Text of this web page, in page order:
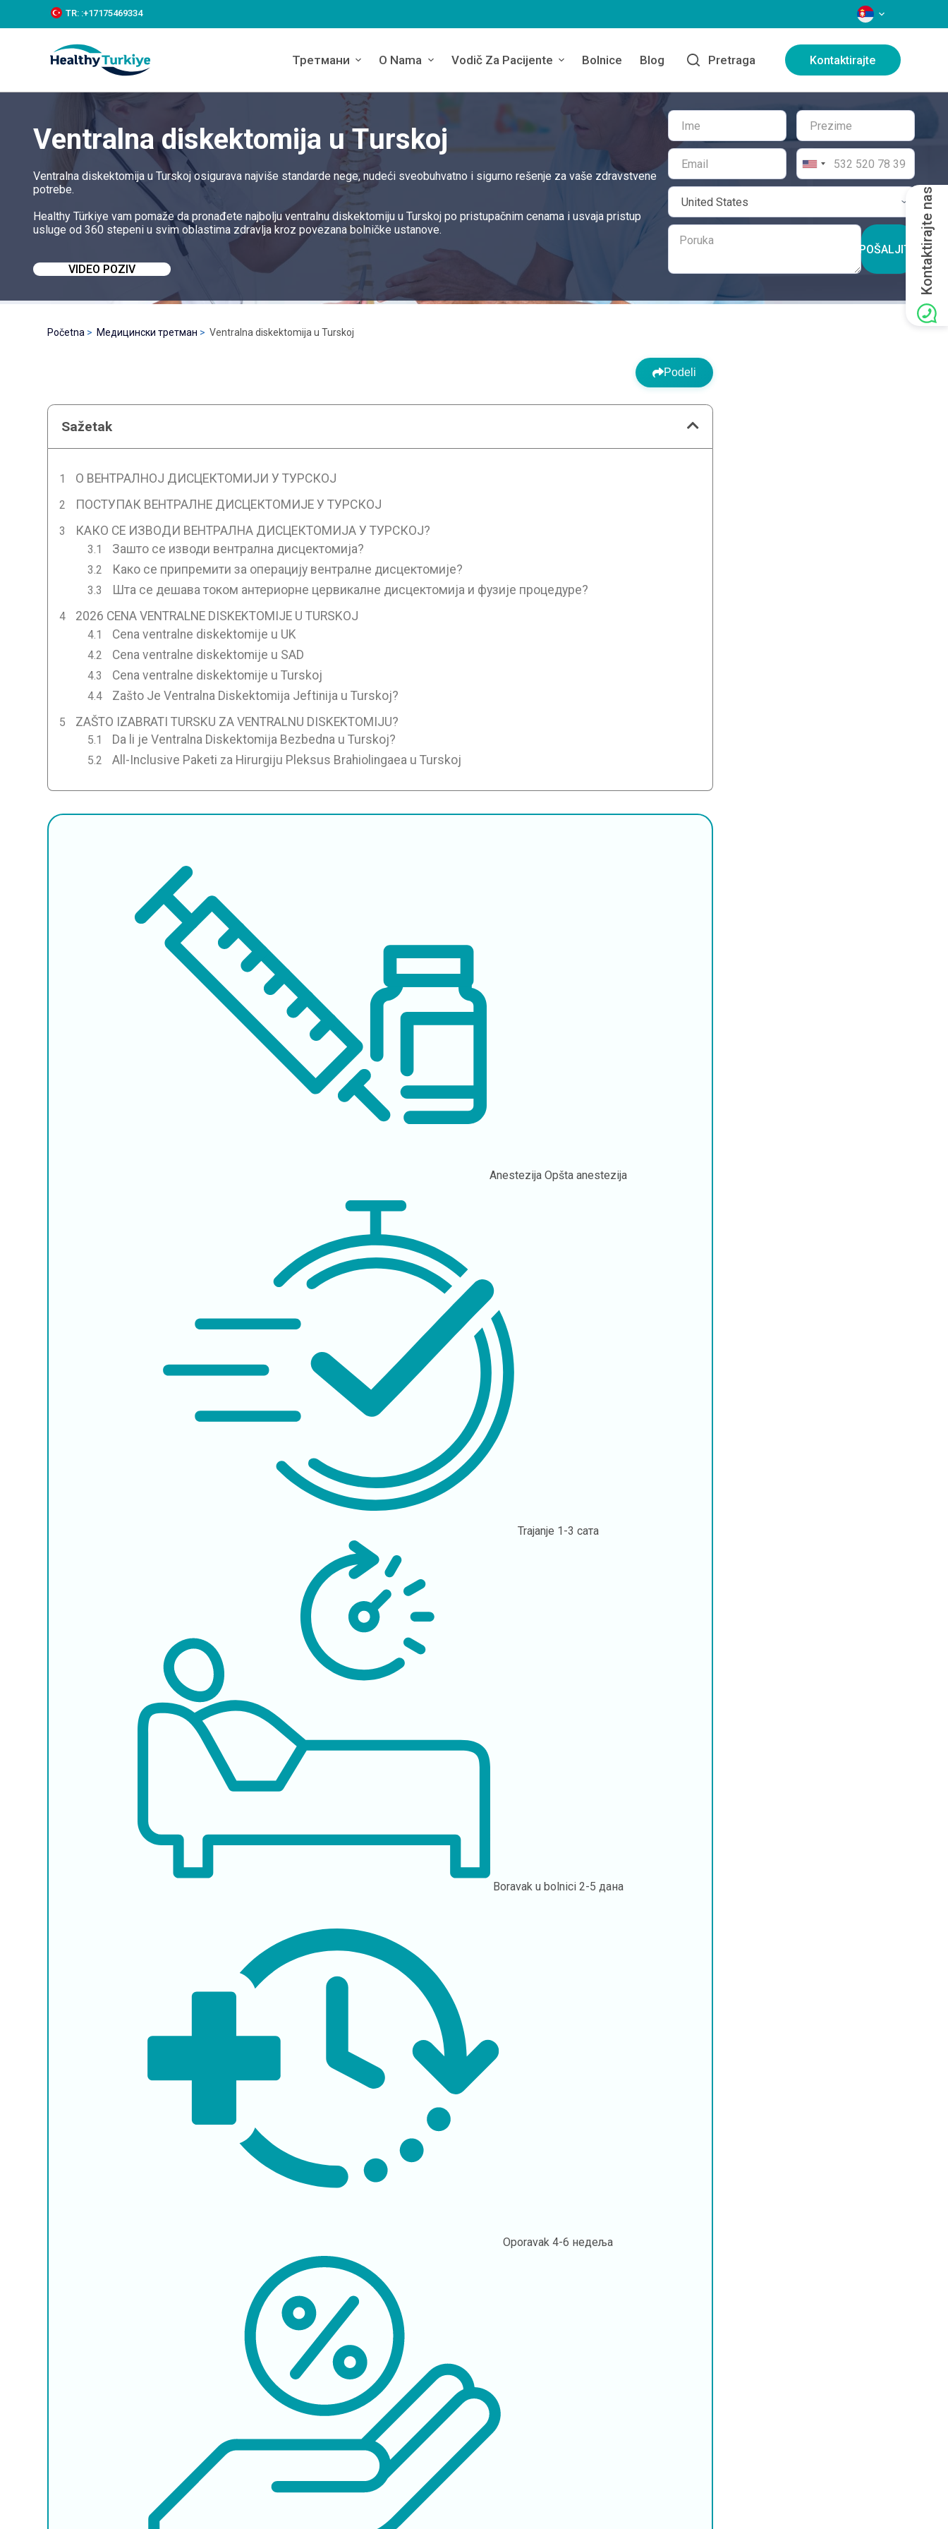
k
c
TR: :+‪17175469334‬ JEZICI
Третмани O Nama Vodič Za Pacijente Bolnice Blog Pretraga Kontaktirajte
Ventralna diskektomija u Turskoj
Ventralna diskektomija u Turskoj osigurava najviše standarde nege, nudeći sveobuhvatno i sigurno rešenje za vaše zdravstvene
potrebe.
Healthy Türkiye vam pomaže da pronađete najbolju ventralnu diskektomiju u Turskoj po pristupačnim cenama i usvaja pristup
usluge od 360 stepeni u svim oblastima zdravlja kroz povezana bolničke ustanove.
VIDEO POZIV
POŠALJITE
Početna Медицински третман Ventralna diskektomija u Turskoj
Podeli
Sažetak
О ВЕНТРАЛНОЈ ДИСЦЕКТОМИЈИ У ТУРСКОЈ
ПОСТУПАК ВЕНТРАЛНЕ ДИСЦЕКТОМИЈЕ У ТУРСКОЈ
КАКО СЕ ИЗВОДИ ВЕНТРАЛНА ДИСЦЕКТОМИЈА У ТУРСКОЈ?
Зашто се изводи вентрална дисцектомија?
Како се припремити за операцију вентралне дисцектомије?
Шта се дешава током антериорне цервикалне дисцектомија и фузије процедуре?
2026 CENA VENTRALNE DISKEKTOMIJE U TURSKOJ
Cena ventralne diskektomije u UK
Cena ventralne diskektomije u SAD
Cena ventralne diskektomije u Turskoj
Zašto Je Ventralna Diskektomija Jeftinija u Turskoj?
ZAŠTO IZABRATI TURSKU ZA VENTRALNU DISKEKTOMIJU?
Da li je Ventralna Diskektomija Bezbedna u Turskoj?
All-Inclusive Paketi za Hirurgiju Pleksus Brahiolingaea u Turskoj
Anestezija Opšta anestezija
Trajanje 1-3 сата
Boravak u bolnici 2-5 дана
Oporavak4-6 недеља
Kontaktirajte nas